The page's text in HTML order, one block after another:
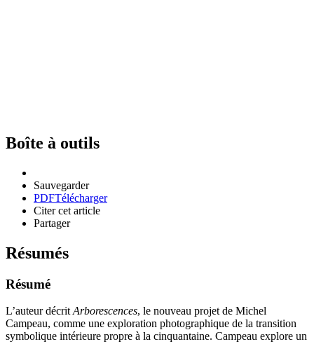
Boîte à outils
Sauvegarder
PDFTélécharger
Citer cet article
Partager
Résumés
Résumé
L’auteur décrit Arborescences, le nouveau projet de Michel
Campeau, comme une exploration photographique de la transition
symbolique intérieure propre à la cinquantaine. Campeau explore un